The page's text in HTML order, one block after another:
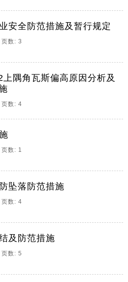
加大；有的业主虽然有一定实
的业主合作风险控制就更加重
程信息虚假发包，招摇撞骗，
险是项目管理中的一个重要风
措施 为深入贯彻习近平总书
不愁三保障”回头看大排查工
一、风险提示清单中的问题防
未落实“回头看”“回头帮”工作
出；贫困户收入不稳定，产业
减少返贫，或因病、因灾返
措施及暂行规定 为了贯彻执
人身安全及设备正常运转 特指
业为年满18周岁的男性公民 且
培训 考试合格后方可上岗作业
休息时严禁喝酒 严禁在高空及
物品 3 吊板作业者在使用吊板
完全锁好挂好 否则不得上吊板
择安全。
安全防范措施及暂行规定
数: 3
隅角瓦斯偏高原因分析及
数: 4
数: 1
坠落防范措施
数: 4
及防范措施
数: 5